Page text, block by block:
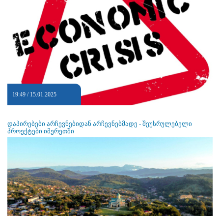
19:49 / 15.01.2025
დაპირებები არჩევნებიდან არჩევნებმადე - შეუსრულებელი
პროექტები იმერეთში